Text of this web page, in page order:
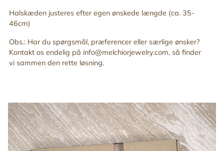
Halskæden justeres efter egen ønskede længde (ca. 35-
46cm)
Obs.: Har du spørgsmål, præferencer eller særlige ønsker?
Kontakt os endelig på info@melchiorjewelry.com, så finder
vi sammen den rette løsning.